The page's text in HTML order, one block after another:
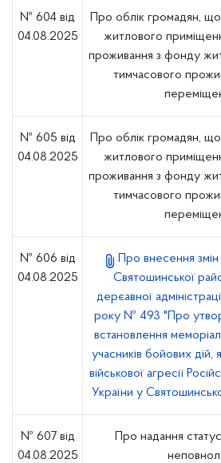
№ 604 від
04.08.2025
Про облік громадян,
житлового
проживання з фонду
тимчасового
№ 605 від
04.08.2025
Про облік громадян,
житлового
проживання з фонду
тимчасового
№ 606 від
04.08.2025
Про внесення
Святошинської
дерєавної
року № 493 "Про
встановлення
учасників бойових дій,
військової агресії
України у
№ 607 від
04.08.2025
Про надання